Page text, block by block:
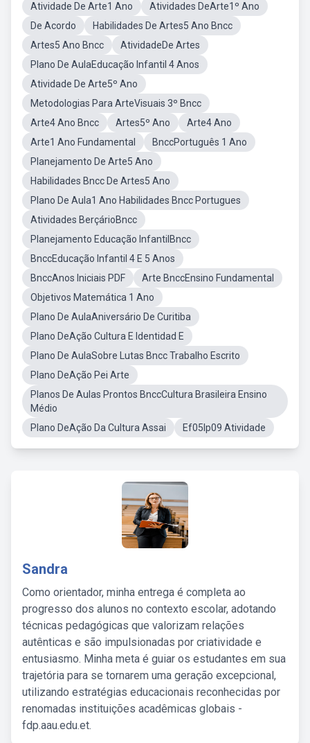
Atividade De Arte1 Ano
Atividades DeArte1º Ano
De Acordo
Habilidades De Artes5 Ano Bncc
Artes5 Ano Bncc
AtividadeDe Artes
Plano De AulaEducação Infantil 4 Anos
Atividade De Arte5º Ano
Metodologias Para ArteVisuais 3º Bncc
Arte4 Ano Bncc
Artes5º Ano
Arte4 Ano
Arte1 Ano Fundamental
BnccPortuguês 1 Ano
Planejamento De Arte5 Ano
Habilidades Bncc De Artes5 Ano
Plano De Aula1 Ano Habilidades Bncc Portugues
Atividades BerçárioBncc
Planejamento Educação InfantilBncc
BnccEducação Infantil 4 E 5 Anos
BnccAnos Iniciais PDF
Arte BnccEnsino Fundamental
Objetivos Matemática 1 Ano
Plano De AulaAniversário De Curitiba
Plano DeAção Cultura E Identidad E
Plano De AulaSobre Lutas Bncc Trabalho Escrito
Plano DeAção Pei Arte
Planos De Aulas Prontos BnccCultura Brasileira Ensino
Médio
Plano DeAção Da Cultura Assai
Ef05lp09 Atividade
Sandra
Como orientador, minha entrega é completa ao
progresso dos alunos no contexto escolar, adotando
técnicas pedagógicas que valorizam relações
autênticas e são impulsionadas por criatividade e
entusiasmo. Minha meta é guiar os estudantes em sua
trajetória para se tornarem uma geração excepcional,
utilizando estratégias educacionais reconhecidas por
renomadas instituições acadêmicas globais -
fdp.aau.edu.et.